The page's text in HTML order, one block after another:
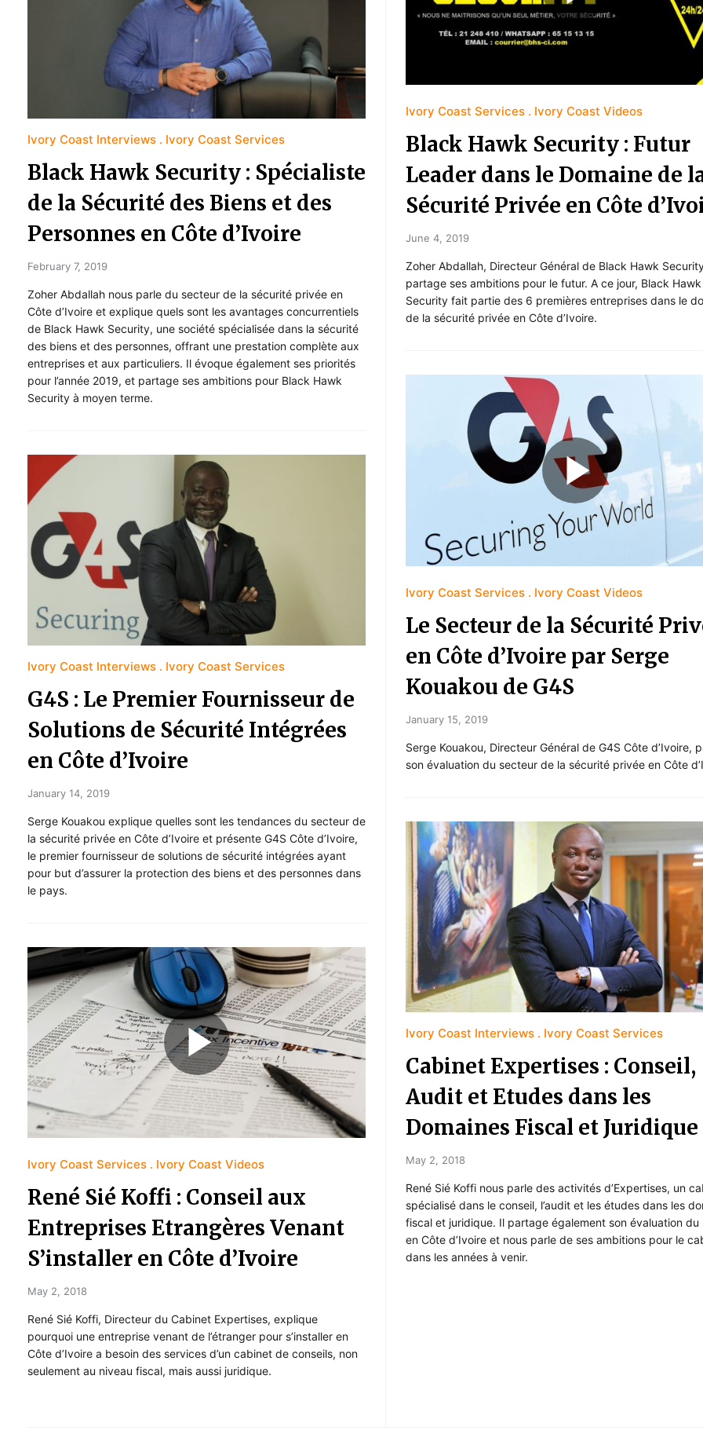
Ivory Coast Interviews Ivory Coast Services
Black Hawk Security : Spécialiste
de la Sécurité des Biens et des
Personnes en Côte d’Ivoire
February 7, 2019
Zoher Abdallah nous parle du secteur de la sécurité privée en
Côte d’Ivoire et explique quels sont les avantages concurrentiels
de Black Hawk Security, une société spécialisée dans la sécurité
des biens et des personnes, offrant une prestation complète aux
entreprises et aux particuliers. Il évoque également ses priorités
pour l’année 2019, et partage ses ambitions pour Black Hawk
Security à moyen terme.
Ivory Coast Interviews Ivory Coast Services
G4S : Le Premier Fournisseur de
Solutions de Sécurité Intégrées
en Côte d’Ivoire
January 14, 2019
Serge Kouakou explique quelles sont les tendances du secteur de
la sécurité privée en Côte d’Ivoire et présente G4S Côte d’Ivoire,
le premier fournisseur de solutions de sécurité intégrées ayant
pour but d’assurer la protection des biens et des personnes dans
le pays.
Ivory Coast Services Ivory Coast Videos
René Sié Koffi : Conseil aux
Entreprises Etrangères Venant
S’installer en Côte d’Ivoire
May 2, 2018
René Sié Koffi, Directeur du Cabinet Expertises, explique
pourquoi une entreprise venant de l’étranger pour s’installer en
Côte d’Ivoire a besoin des services d’un cabinet de conseils, non
seulement au niveau fiscal, mais aussi juridique.
Ivory Coast Services Ivory Coast Videos
Black Hawk Security : Futur
Leader dans le Domaine de
Sécurité Privée en Côte
June 4, 2019
Zoher Abdallah, Directeur Général de Black Hawk
partage ses ambitions pour le futur. A ce jour, Black Hawk
Security fait partie des 6 premières entreprises dans le
de la sécurité privée en Côte d’Ivoire.
Ivory Coast Services Ivory Coast Videos
Le Secteur de la Sécurité
en Côte d’Ivoire par Serge
Kouakou de G4S
January 15, 2019
Serge Kouakou, Directeur Général de G4S Côte d’Ivoire,
son évaluation du secteur de la sécurité privée en Côte
Ivory Coast Interviews Ivory Coast Services
Cabinet Expertises : Conseil,
Audit et Etudes dans les
Domaines Fiscal et Juridique
May 2, 2018
René Sié Koffi nous parle des activités d’Expertises, un
spécialisé dans le conseil, l’audit et les études dans les
fiscal et juridique. Il partage également son évaluation du
en Côte d’Ivoire et nous parle de ses ambitions pour le
dans les années à venir.